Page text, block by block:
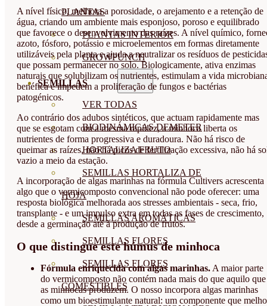
PLANTAS
PLANTAS INTERIOR
GROWPUNCH
SEMILLAS
VER TODAS
BIODINÁMICAS DEMETER
HORTALIZA FRUTO
SEMILLAS HORTALIZA DE
HOJA
SEMILLAS AROMÁTICAS
SEMILLAS FLORES
SEMILLAS FLORES
COMESTIBLES
A nível físico, melhora a porosidade, o arejamento e a retenção de
água, criando um ambiente mais esponjoso, poroso e equilibrado
que favorece o desenvolvimento das raízes. A nível químico,
azoto, fósforo, potássio e microelementos em formas diretamente
utilizáveis pela planta e ajuda a neutralizar os resíduos de
que possam permanecer no solo. Biologicamente, ativa enzimas
naturais que solubilizam os nutrientes, estimulam a vida
benéfica e impedem a proliferação de fungos e bactérias
patogénicos.
Ao contrário dos adubos sintéticos, que actuam rapidamente mas
que se esgotam com a mesma rapidez, a minhoca liberta os
nutrientes de forma progressiva e duradoura. Não há risco de
queimar as raízes, não há picos de fertilização excessiva, não há
vazio a meio da estação.
A incorporação de algas marinhas na fórmula Cultivers acrescenta
algo que o vermicomposto convencional não pode oferecer: uma
resposta biológica melhorada aos stresses ambientais - seca, frio,
transplante - e um impulso extra em todas as fases de crescimento,
desde a germinação até à produção de frutos.
O que distingue este húmus de minhoca
Fórmula enriquecida com algas marinhas.A maior parte
do vermicomposto não contém nada mais do que aquilo que
as minhocas produzem. O nosso incorpora algas marinhas
como um bioestimulante natural: um componente que